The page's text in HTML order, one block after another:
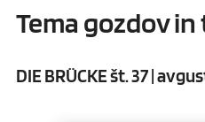
Tema gozdov
DIE BRÜCKE št. 37 |